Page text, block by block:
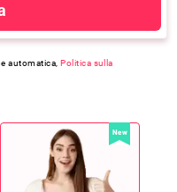
automatica, Politica sulla
New